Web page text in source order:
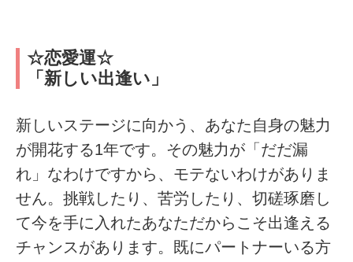
☆恋愛運☆
「新しい出逢い」
新しいステージに向かう、あなた自身の魅力
が開花する1年です。その魅力が「だだ漏
れ」なわけですから、モテないわけがありま
せん。挑戦したり、苦労したり、切磋琢磨し
て今を手に入れたあなただからこそ出逢える
チャンスがあります。既にパートナーいる方